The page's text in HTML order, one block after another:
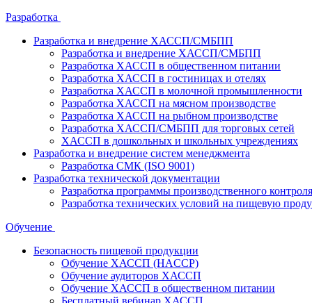
Разработка
Разработка и внедрение ХАССП/СМБПП
Разработка и внедрение ХАССП/СМБПП
Разработка ХАССП в общественном питании
Разработка ХАССП в гостиницах и отелях
Разработка ХАССП в молочной промышленности
Разработка ХАССП на мясном производстве
Разработка ХАССП на рыбном производстве
Разработка ХАССП/СМБПП для торговых сетей
ХАССП в дошкольных и школьных учреждениях
Разработка и внедрение систем менеджмента
Разработка СМК (ISO 9001)
Разработка технической документации
Разработка программы производственного
Разработка технических условий на пищевую
Обучение
Безопасность пищевой продукции
Обучение ХАССП (HACCP)
Обучение аудиторов ХАССП
Обучение ХАССП в общественном питании
Бесплатный вебинар ХАССП